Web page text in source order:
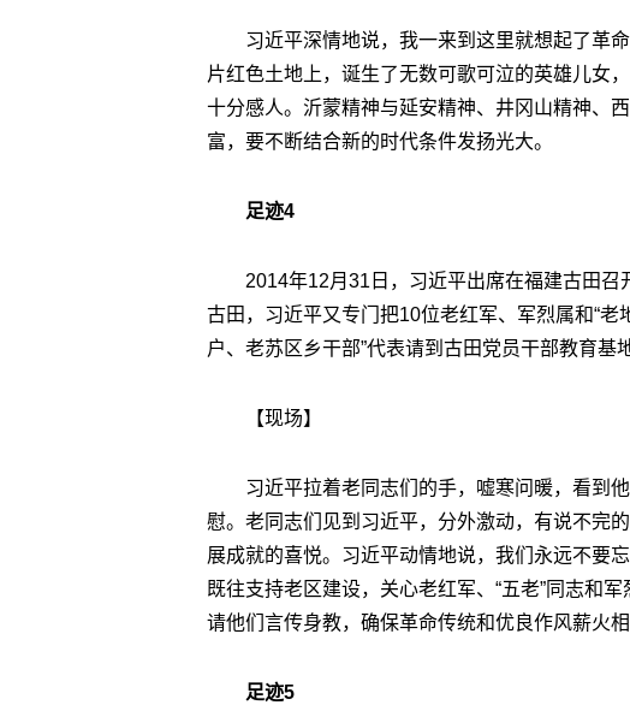
习近平深情地说，我一来到这里就想起了革
片红色土地上，诞生了无数可歌可泣的英雄儿女
十分感人。沂蒙精神与延安精神、井冈山精神、
富，要不断结合新的时代条件发扬光大。
足迹4
2014年12月31日，习近平出席在福建古田
古田，习近平又专门把10位老红军、军烈属和“
户、老苏区乡干部”代表请到古田党员干部教育基
【现场】
习近平拉着老同志们的手，嘘寒问暖，看到
慰。老同志们见到习近平，分外激动，有说不完
展成就的喜悦。习近平动情地说，我们永远不要
既往支持老区建设，关心老红军、“五老”同志和
请他们言传身教，确保革命传统和优良作风薪火相
足迹5